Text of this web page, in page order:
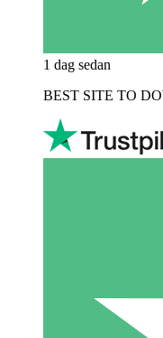
1 dag sedan
BEST SITE TO